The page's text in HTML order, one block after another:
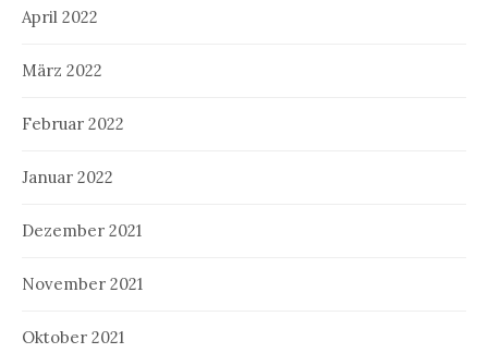
April 2022
März 2022
Februar 2022
Januar 2022
Dezember 2021
November 2021
Oktober 2021